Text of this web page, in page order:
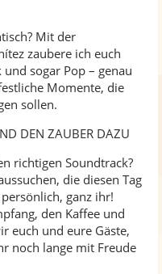
Mit der
zaubere ich euch
sogar Pop – genau
Momente, die
sollen.
DEN ZAUBER DAZU
richtigen Soundtrack?
die diesen Tag
ganz ihr!
den Kaffee und
euch und eure Gäste,
noch lange mit Freude